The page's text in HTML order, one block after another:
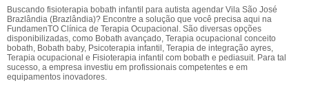
Buscando fisioterapia bobath infantil para autista agendar Vila São José
Brazlândia (Brazlândia)? Encontre a solução que você precisa aqui na
FundamenTO Clínica de Terapia Ocupacional. São diversas opções
disponibilizadas, como Bobath avançado, Terapia ocupacional conceito
bobath, Bobath baby, Psicoterapia infantil, Terapia de integração ayres,
Terapia ocupacional e Fisioterapia infantil com bobath e pediasuit. Para tal
sucesso, a empresa investiu em profissionais competentes e em
equipamentos inovadores.